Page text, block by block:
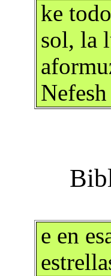
ke
sol, la
e en